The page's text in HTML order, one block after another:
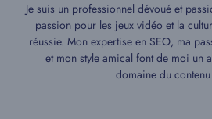
Je suis un professionnel dévoué et
passion pour les jeux vidéo et la
réussie. Mon expertise en SEO, ma
et mon style amical font de moi un
domaine du